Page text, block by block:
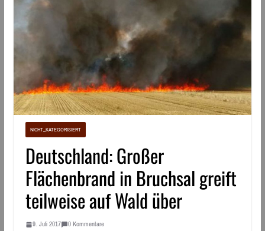
NICHT_KATEGORISIERT
Deutschland: Großer
Flächenbrand in Bruchsal greift
teilweise auf Wald über
9. Juli 2017 0 Kommentare